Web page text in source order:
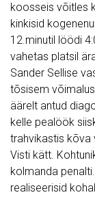
koosseis võitles
kinkisid
12.minutil löödi
vahetas platsil
Sander Sellise
tõsisem
äärelt antud
kelle pealöök
trahvikastis kõva
Visti kätt.
kolmanda
realiseerisid